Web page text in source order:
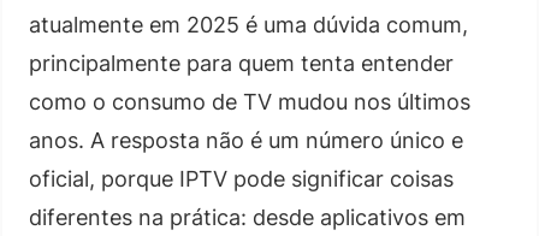
atualmente em 2025 é uma dúvida comum,
principalmente para quem tenta entender
como o consumo de TV mudou nos últimos
anos. A resposta não é um número único e
oficial, porque IPTV pode significar coisas
diferentes na prática: desde aplicativos em